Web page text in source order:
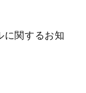
に関するお知